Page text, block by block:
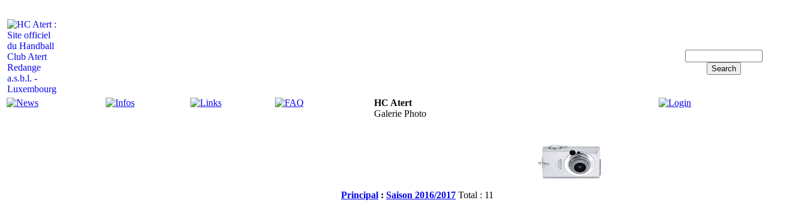
HC Atert
Galerie Photo
Principal : Saison 2016/2017 Total : 11